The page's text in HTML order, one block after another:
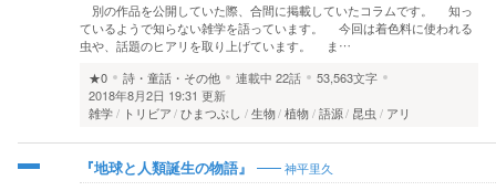
別の作品を公開していた際、合間に掲載していたコラムです。 知っ
ているようで知らない雑学を語っています。 今回は着色料に使われる
虫や、話題のヒアリを取り上げています。 ま…
★0
詩・童話・その他 連載中 22話
53,563文字
2018年8月2日 19:31 更新
雑学
トリビア ひまつぶし 生物 植物 語源 昆虫 アリ
『地球と人類誕生の物語』 神平里久